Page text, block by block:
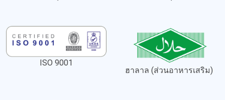
ISO 9001
ฮาลาล (ส่วนอาหารเสริม)